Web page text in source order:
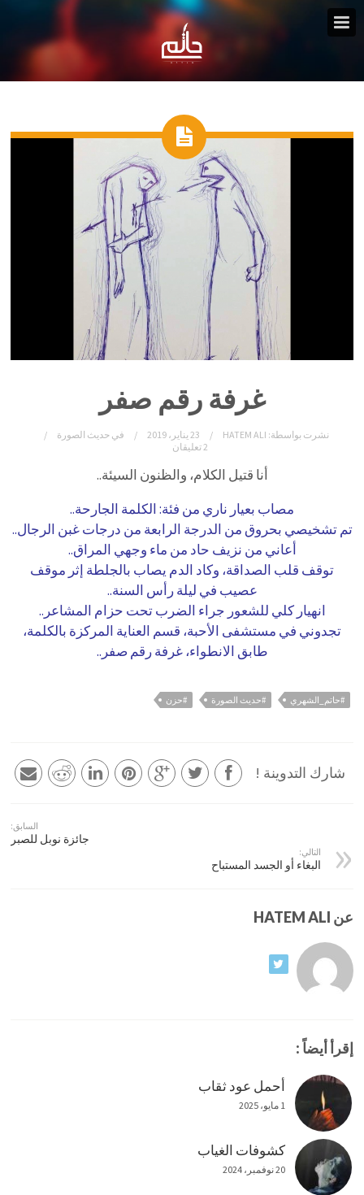
غرفة رقم صفر
نشرت بواسطة: HATEM ALI 23 يناير، 2019 فيحديث الصورة
2 تعليقان
أنا قتيل الكلام، والظنون السيئة..
مصاب بعيار ناري من فئة: الكلمة الجارحة..
تم تشخيصي بحروق من الدرجة الرابعة من درجات غبن الرجال..
أعاني من نزيف حاد من ماء وجهي المراق..
توقف قلب الصداقة، وكاد الدم يصاب بالجلطة إثر موقف
عصيب في ليلة رأس السنة..
انهيار كلي للشعور جراء الضرب تحت حزام المشاعر..
تجدوني في مستشفى الأحبة، قسم العناية المركزة بالكلمة،
طابق الانطواء، غرفة رقم صفر..
#حاتم_الشهري #حديث الصورة #حزن
شارك التدوينة !
السابق:
جائزة نوبل للصبر
التالي:
البغاء أو الجسد المستباح
عن HATEM ALI
إقرأ أيضاً :
أحمل عود ثقاب
1 مايو، 2025
كشوفات الغياب
20 نوفمبر، 2024